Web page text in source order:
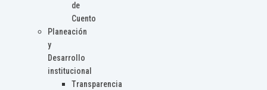
de
Cuento
Planeación
y
Desarrollo
institucional
Transparencia